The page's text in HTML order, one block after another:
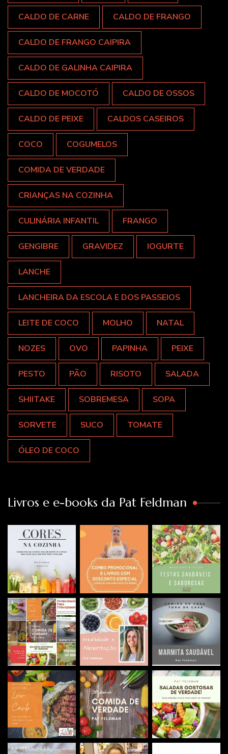
CALDO DE CARNE CALDO DE FRANGO
CALDO DE FRANGO CAIPIRA
CALDO DE GALINHA CAIPIRA
CALDO DE MOCOTÓ CALDO DE OSSOS
CALDO DE PEIXE CALDOS CASEIROS
COCO COGUMELOS
COMIDA DE VERDADE
CRIANÇAS NA COZINHA
CULINÁRIA INFANTIL FRANGO
GENGIBRE GRAVIDEZ IOGURTE
LANCHE
LANCHEIRA DA ESCOLA E DOS PASSEIOS
LEITE DE COCO MOLHO NATAL
NOZES OVO PAPINHA PEIXE
PESTO PÃO RISOTO SALADA
SHIITAKE SOBREMESA SOPA
SORVETE SUCO TOMATE
ÓLEO DE COCO
Livros e e-books da Pat Feldman